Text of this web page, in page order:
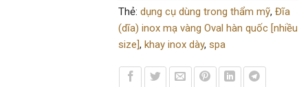
Thẻ: dụng cụ dùng trong thẩm mỹ, Đĩa
(dĩa) inox mạ vàng Oval hàn quốc [nhiều
size], khay inox dày, spa